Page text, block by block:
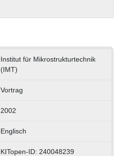
Institut für Mikrostrukturtechnik
(IMT)
Vortrag
2002
Englisch
KITopen-ID: 240048239